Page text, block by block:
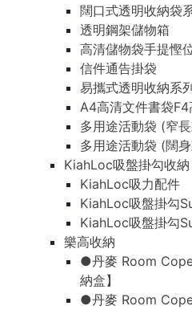
闊口式透明收納袋
透明鋼架儲物箱
高清儲物袋手提慳
信件通告掛袋
易攜式透明收納系
A4高清文件書袋
多用途活動袋 (窄
多用途活動袋 (闊
KiahLoc吸盤掛勾收納
KiahLoc吸力配件
KiahLoc吸盤掛勾
KiahLoc吸盤掛勾
樂高收納
●丹麥 Room
納盒】
●丹麥 Room